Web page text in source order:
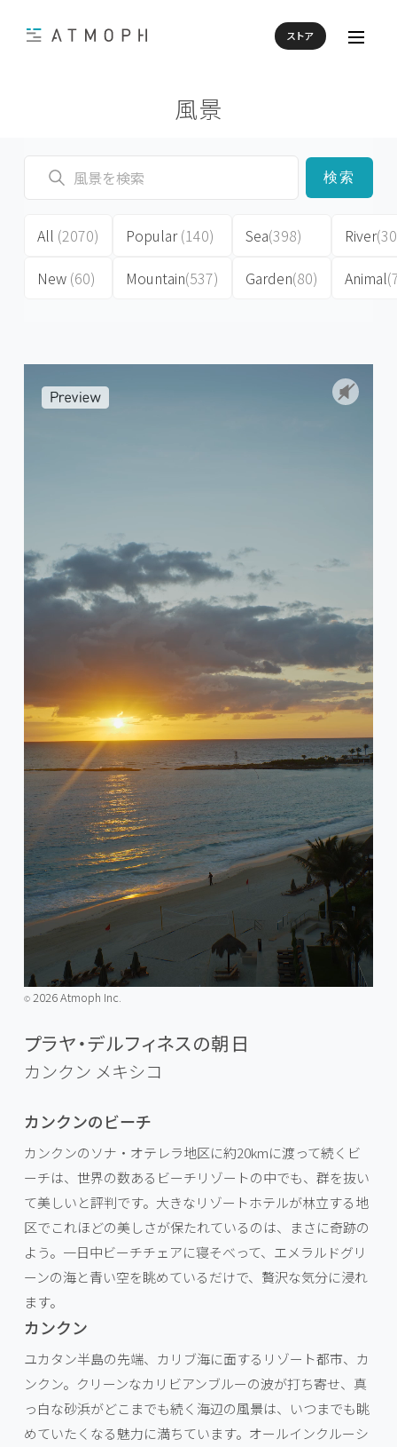
ストア
風景
検索
All (2070)
New (60)
Popular(140)
Mountain(537)
Sea(398)
Garden(80)
River
Animal
©️2026 Atmoph Inc.
プラヤ・デルフィネスの朝日
カンクン メキシコ
カンクンのビーチ
カンクンのソナ・オテレラ地区に約20kmに渡って続くビ
ーチは、世界の数あるビーチリゾートの中でも、群を抜い
て美しいと評判です。大きなリゾートホテルが林立する地
区でこれほどの美しさが保たれているのは、まさに奇跡の
よう。一日中ビーチチェアに寝そべって、エメラルドグリ
ーンの海と青い空を眺めているだけで、贅沢な気分に浸れ
ます。
カンクン
ユカタン半島の先端、カリブ海に面するリゾート都市、カ
ンクン。クリーンなカリビアンブルーの波が打ち寄せ、真
っ白な砂浜がどこまでも続く海辺の風景は、いつまでも眺
めていたくなる魅力に満ちています。オールインクルーシ